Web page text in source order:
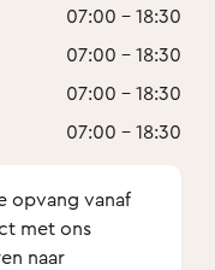
07:00 - 18:30
07:00 - 18:30
07:00 - 18:30
07:00 - 18:30
opvang vanaf
met ons
naar